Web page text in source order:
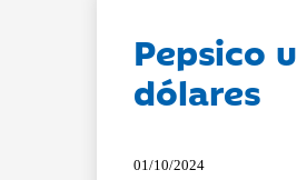
Pepsico
dólares
01/10/2024